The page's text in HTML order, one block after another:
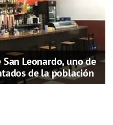
Leonardo, uno de
de la población